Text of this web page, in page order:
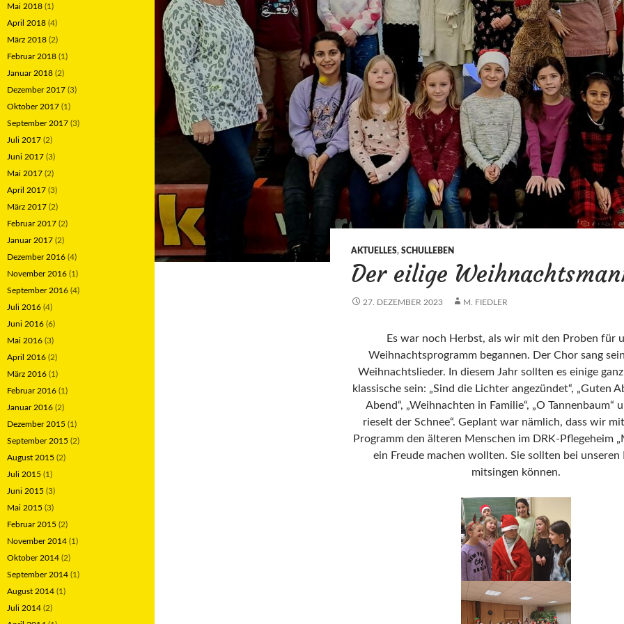
AKTUELLES, SCHULLEBEN
Der eilige
27. DEZEMBER 2023 M. FIEDLER
Es war noch Herbst, als wir mit den Proben für
Weihnachtsprogramm begannen. Der Chor sang
Weihnachtslieder. In diesem Jahr sollten es einige
klassische sein: „Sind die Lichter angezündet“, „Guten
Abend“, „Weihnachten in Familie“, „O Tannenbaum“
rieselt der Schnee“. Geplant war nämlich, dass wir
Programm den älteren Menschen im DRK-Pflegeheim
ein Freude machen wollten. Sie sollten bei unseren
mitsingen können.
Mai 2018 (1)
April 2018 (4)
März 2018 (2)
Februar 2018 (1)
Januar 2018 (2)
Dezember 2017 (3)
Oktober 2017 (1)
September 2017 (3)
Juli 2017 (2)
Juni 2017 (3)
Mai 2017 (2)
April 2017 (3)
März 2017 (2)
Februar 2017 (2)
Januar 2017 (2)
Dezember 2016 (4)
November 2016 (1)
September 2016 (4)
Juli 2016 (4)
Juni 2016 (6)
Mai 2016 (3)
April 2016 (2)
März 2016 (1)
Februar 2016 (1)
Januar 2016 (2)
Dezember 2015 (1)
September 2015 (2)
August 2015 (2)
Juli 2015 (1)
Juni 2015 (3)
Mai 2015 (3)
Februar 2015 (2)
November 2014 (1)
Oktober 2014 (2)
September 2014 (1)
August 2014 (1)
Juli 2014 (2)